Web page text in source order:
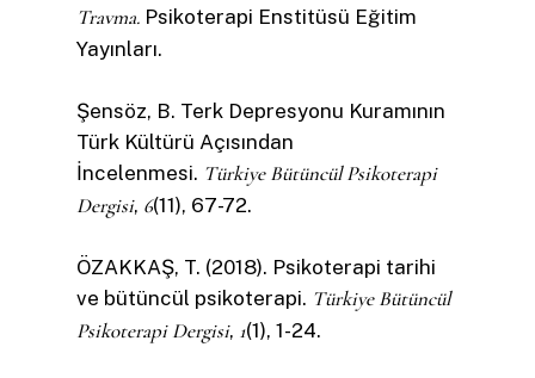
Travma. Psikoterapi Enstitüsü Eğitim
Yayınları.
Şensöz, B. Terk Depresyonu Kuramının
Türk Kültürü Açısından
İncelenmesi. Türkiye Bütüncül Psikoterapi
Dergisi, 6(11), 67-72.
ÖZAKKAŞ, T. (2018). Psikoterapi tarihi
ve bütüncül psikoterapi. Türkiye Bütüncül
Psikoterapi Dergisi, 1(1), 1-24.